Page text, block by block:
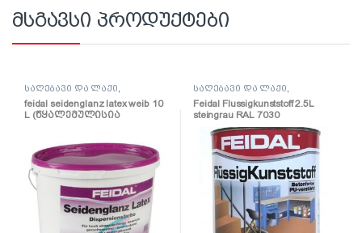
მსგავსი პროდუქტები
საღებავი და ლაქი
feidal seidenglanz latex weib 10
L (წყალემულისია
საღებავი და ლაქი
Feidal Flussigkunststoff 2.5L
steingrau RAL 7030
(პოლიურეთანის
ზეთოვანი საღებავი)